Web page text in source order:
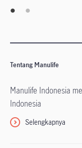
Tentang Manulife
Manulife Indonesia
Indonesia
Selengkapnya